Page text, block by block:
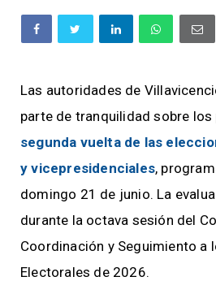
Las autoridades de
parte de tranquilidad sobre los
segunda vuelta de las
y vicepresidenciales,
domingo 21 de junio. La
durante la octava sesión del
Coordinación y Seguimiento a
Electorales de 2026.